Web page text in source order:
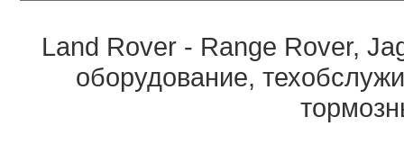
Land Rover - Range Rover,
оборудование,